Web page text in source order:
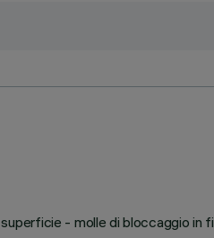
- molle di bloccaggio